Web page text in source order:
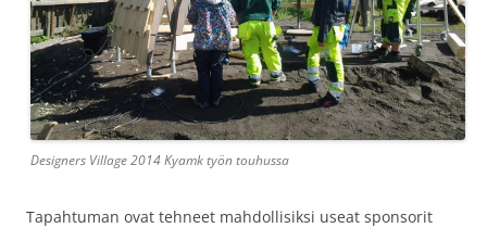
Designers Village 2014 Kyamk työn touhussa
Tapahtuman ovat tehneet mahdollisiksi useat sponsorit